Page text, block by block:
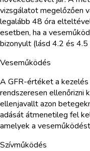
vizsgálatot megelőzően
legalább 48 óra
esetben, ha a
bizonyult (lásd 4.2 és 4.5
Veseműködés
A GFR-értéket a
rendszeresen ellenőrizni
ellenjavallt azon
adását átmenetileg fel
amelyek a
Szívműködés